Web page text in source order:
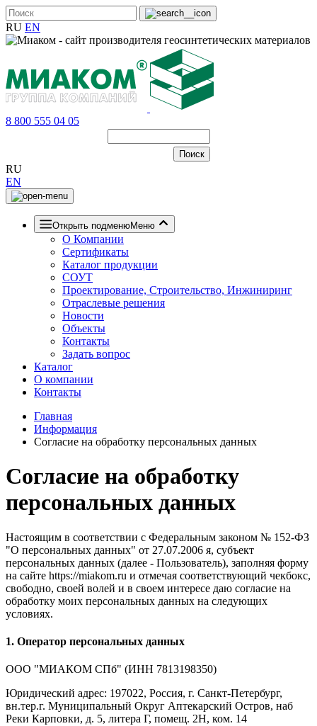
RU EN
8 800 555 04 05
RU
EN
Открыть подменюМеню
О Компании
Сертификаты
Каталог продукции
СОУТ
Проектирование, Строительство, Инжиниринг
Отраслевые решения
Новости
Объекты
Контакты
Задать вопрос
Каталог
О компании
Контакты
Главная
Информация
Согласие на обработку персональных данных
Согласие на обработку
персональных данных
Настоящим в соответствии с Федеральным законом № 152-ФЗ
"О персональных данных" от 27.07.2006 я, субъект
персональных данных (далее - Пользователь), заполняя форму
на сайте https://miakom.ru и отмечая соответствующий чекбокс,
свободно, своей волей и в своем интересе даю согласие на
обработку моих персональных данных на следующих
условиях.
1. Оператор персональных данных
ООО "МИАКОМ СПб" (ИНН 7813198350)
Юридический адрес: 197022, Россия, г. Санкт-Петербург,
вн.тер.г. Муниципальный Округ Аптекарский Остров, наб
Реки Карповки, д. 5, литера Г, помещ. 2Н, ком. 14